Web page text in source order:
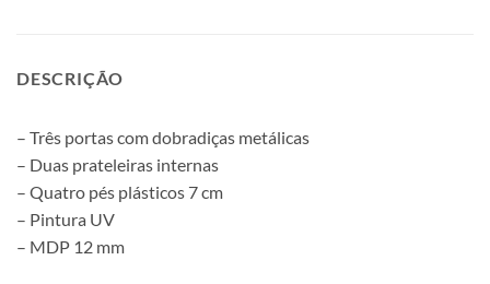
DESCRIÇÃO
– Três portas com dobradiças metálicas
– Duas prateleiras internas
– Quatro pés plásticos 7 cm
– Pintura UV
– MDP 12 mm